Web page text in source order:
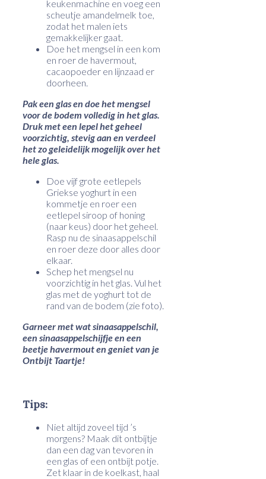
keukenmachine en voeg een
scheutje amandelmelk toe,
zodat het malen iets
gemakkelijker gaat.
Doe het mengsel in een kom
en roer de havermout,
cacaopoeder en lijnzaad er
doorheen.
Pak een glas en doe het mengsel
voor de bodem volledig in het glas.
Druk met een lepel het geheel
voorzichtig, stevig aan en verdeel
het zo geleidelijk mogelijk over het
hele glas.
Doe vijf grote eetlepels
Griekse yoghurt in een
kommetje en roer een
eetlepel siroop of honing
(naar keus) door het geheel.
Rasp nu de sinaasappelschil
en roer deze door alles door
elkaar.
Schep het mengsel nu
voorzichtig in het glas. Vul het
glas met de yoghurt tot de
rand van de bodem (zie foto).
Garneer met wat sinaasappelschil,
een sinaasappelschijfje en een
beetje havermout en geniet van je
Ontbijt Taartje!
Tips:
Niet altijd zoveel tijd ’s
morgens? Maak dit ontbijtje
dan een dag van tevoren in
een glas of een ontbijt potje.
Zet klaar in de koelkast, haal